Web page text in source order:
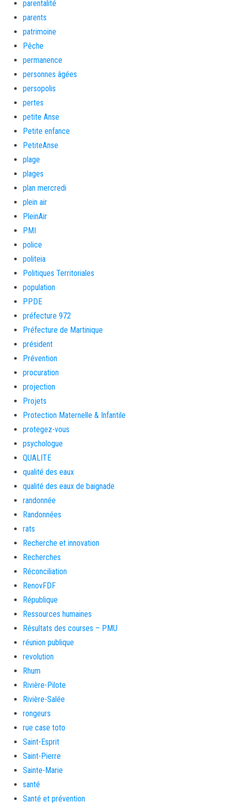
parentalité
parents
patrimoine
Pêche
permanence
personnes âgées
persopolis
pertes
petite Anse
Petite enfance
PetiteAnse
plage
plages
plan mercredi
plein air
PleinAir
PMI
police
politeia
Politiques Territoriales
population
PPDE
préfecture 972
Préfecture de Martinique
président
Prévention
procuration
projection
Projets
Protection Maternelle & Infantile
protegez-vous
psychologue
QUALITE
qualité des eaux
qualité des eaux de baignade
randonnée
Randonnées
rats
Recherche et innovation
Recherches
Réconciliation
RenovFDF
République
Ressources humaines
Résultats des courses – PMU
réunion publique
revolution
Rhum
Rivière-Pilote
Rivière-Salée
rongeurs
rue case toto
Saint-Esprit
Saint-Pierre
Sainte-Marie
santé
Santé et prévention